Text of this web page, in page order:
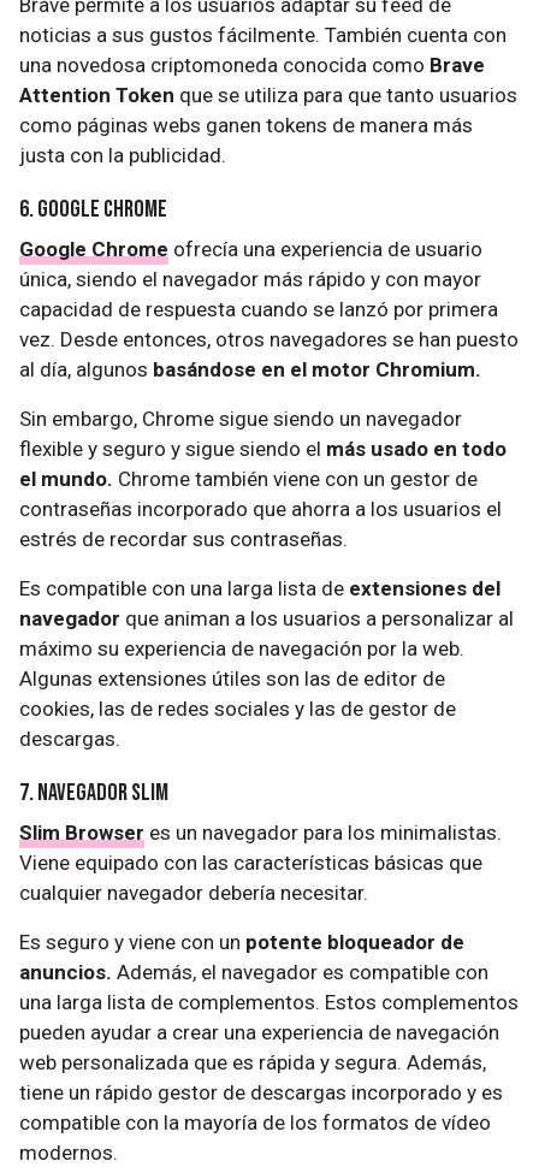
Brave permite a los usuarios adaptar su feed de
noticias a sus gustos fácilmente. También cuenta con
una novedosa criptomoneda conocida como Brave
Attention Token que se utiliza para que tanto usuarios
como páginas webs ganen tokens de manera más
justa con la publicidad.
6. Google Chrome
Google Chrome ofrecía una experiencia de usuario
única, siendo el navegador más rápido y con mayor
capacidad de respuesta cuando se lanzó por primera
vez. Desde entonces, otros navegadores se han puesto
al día, algunos basándose en el motor Chromium.
Sin embargo, Chrome sigue siendo un navegador
flexible y seguro y sigue siendo el más usado en todo
el mundo. Chrome también viene con un gestor de
contraseñas incorporado que ahorra a los usuarios el
estrés de recordar sus contraseñas.
Es compatible con una larga lista de extensiones del
navegador que animan a los usuarios a personalizar al
máximo su experiencia de navegación por la web.
Algunas extensiones útiles son las de editor de
cookies, las de redes sociales y las de gestor de
descargas.
7. Navegador Slim
Slim Browser es un navegador para los minimalistas.
Viene equipado con las características básicas que
cualquier navegador debería necesitar.
Es seguro y viene con un potente bloqueador de
anuncios. Además, el navegador es compatible con
una larga lista de complementos. Estos complementos
pueden ayudar a crear una experiencia de navegación
web personalizada que es rápida y segura. Además,
tiene un rápido gestor de descargas incorporado y es
compatible con la mayoría de los formatos de vídeo
modernos.